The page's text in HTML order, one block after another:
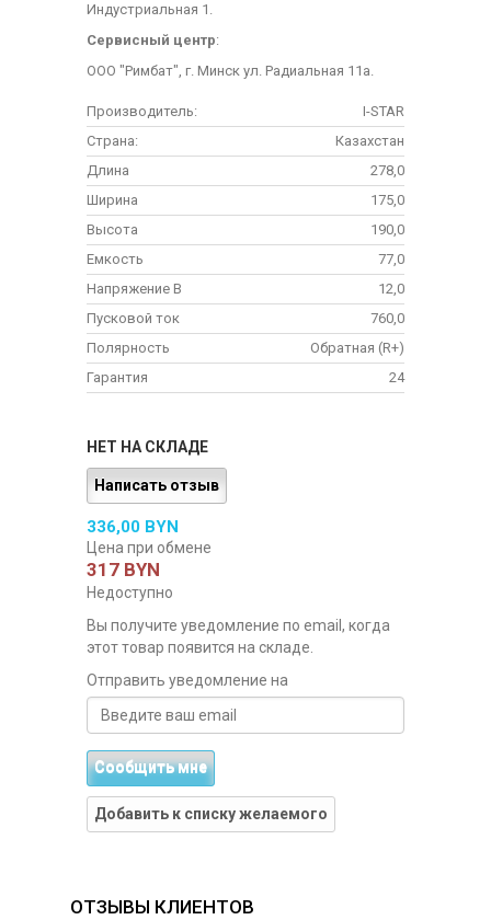
Индустриальная 1.
Сервисный центр:
ООО "Римбат", г. Минск ул. Радиальная 11а.
Производитель:
I-STAR
Страна:
Казахстан
Длина
278,0
Ширина
175,0
Высота
190,0
Емкость
77,0
Напряжение В
12,0
Пусковой ток
760,0
Полярность
Обратная (R+)
Гарантия
24
НЕТ НА СКЛАДЕ
Написать отзыв
336,00 BYN
Цена при обмене
317 BYN
Недоступно
Вы получите уведомление по email, когда
этот товар появится на складе.
Отправить уведомление на
Сообщить мне
Добавить к списку желаемого
ОТЗЫВЫ КЛИЕНТОВ